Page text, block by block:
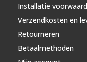
Installatie
Verzendkosten en
Retourneren
Betaalmethoden